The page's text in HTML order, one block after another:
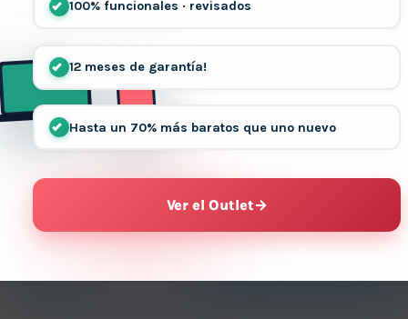
100% funcionales · revisados
12 meses de garantía!
Hasta un 70% más baratos que uno nuevo
Ver el Outlet→